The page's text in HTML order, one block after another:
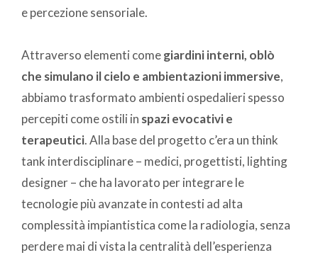
e percezione sensoriale.
Attraverso elementi comegiardini interni, oblò
che simulano il cielo e ambientazioni immersive,
abbiamo trasformato ambienti ospedalieri spesso
percepiti come ostili in spazi evocativi e
terapeutici. Alla base del progetto c’era un think
tank interdisciplinare – medici, progettisti, lighting
designer – che ha lavorato per integrare le
tecnologie più avanzate in contesti ad alta
complessità impiantistica come la radiologia, senza
perdere mai di vista la centralità dell’esperienza